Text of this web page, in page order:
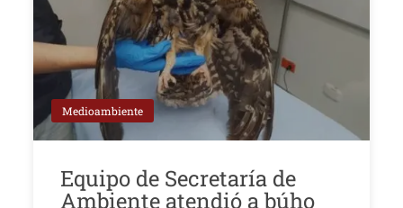
Medioambiente
Equipo de Secretaría de
Ambiente atendió a búho